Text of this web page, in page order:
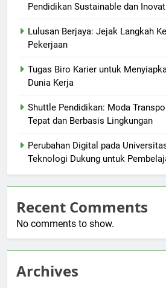
Pendidikan Sustainable dan
Lulusan Berjaya: Jejak Langkah
Pekerjaan
Tugas Biro Karier untuk
Dunia Kerja
Shuttle Pendidikan: Moda
Tepat dan Berbasis Lingkungan
Perubahan Digital pada
Teknologi Dukung untuk
Recent Comments
No comments to show.
Archives